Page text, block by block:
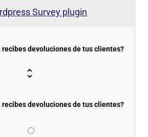
Survey plugin
recibes devoluciones de tus clientes?
recibes devoluciones de tus clientes?